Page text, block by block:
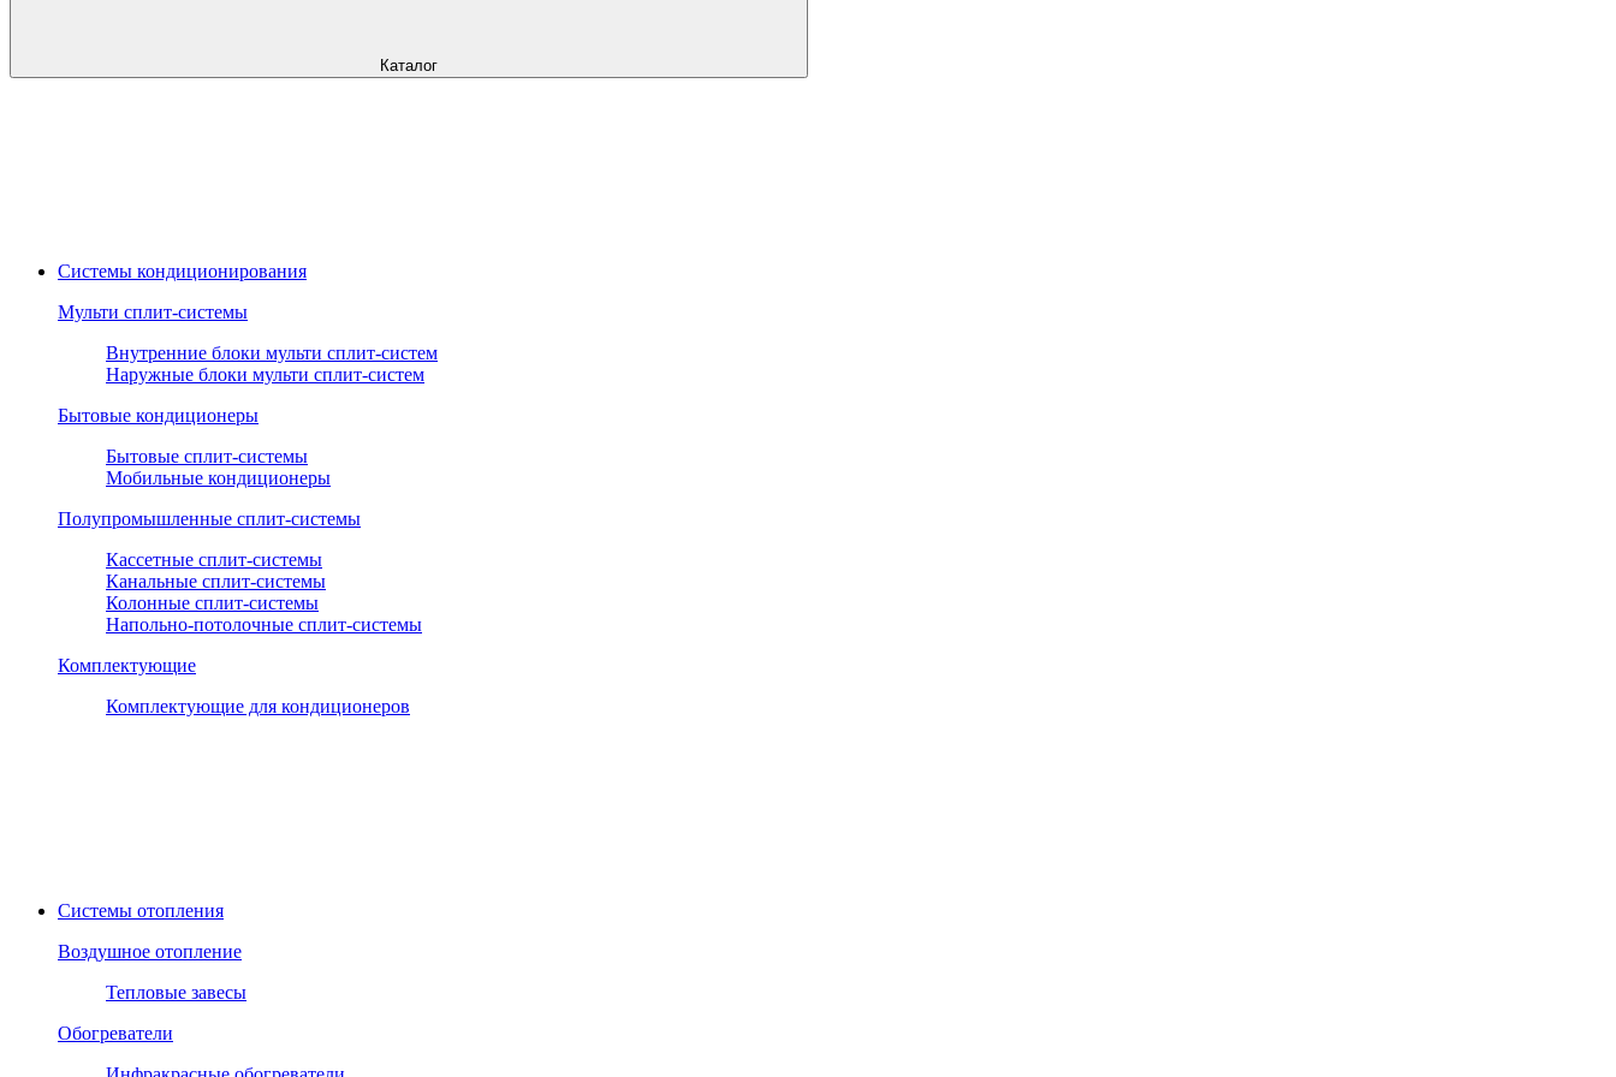
Каталог
Системы кондиционирования
Мульти сплит-системы
Внутренние блоки мульти сплит-систем
Наружные блоки мульти сплит-систем
Бытовые кондиционеры
Бытовые сплит-системы
Мобильные кондиционеры
Полупромышленные сплит-системы
Кассетные сплит-системы
Канальные сплит-системы
Колонные сплит-системы
Напольно-потолочные сплит-системы
Комплектующие
Комплектующие для кондиционеров
Системы отопления
Воздушное отопление
Тепловые завесы
Обогреватели